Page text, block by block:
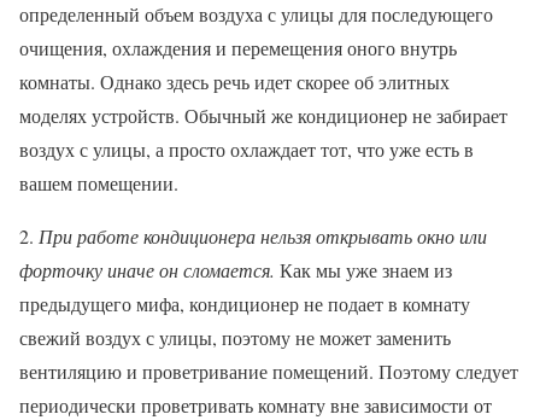
определенный объем воздуха с улицы для последующего
очищения, охлаждения и перемещения оного внутрь
комнаты. Однако здесь речь идет скорее об элитных
моделях устройств. Обычный же кондиционер не забирает
воздух с улицы, а просто охлаждает тот, что уже есть в
вашем помещении.
2. При работе кондиционера нельзя открывать окно или
форточку иначе он сломается. Как мы уже знаем из
предыдущего мифа, кондиционер не подает в комнату
свежий воздух с улицы, поэтому не может заменить
вентиляцию и проветривание помещений. Поэтому следует
периодически проветривать комнату вне зависимости от